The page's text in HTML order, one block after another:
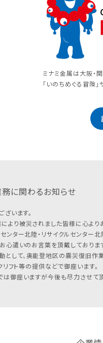
ミナミ金属は大阪・
「いのちめぐる冒険」
に関わるお知らせ
います。
より被災されました皆様に心よ
ンター北陸・リサイクルセンタ
遣いのお言葉を頂戴しておりま
して、奥能登地区の震災復旧作
フト等の提供などで御座います。
御座いますが今後も尽力させて